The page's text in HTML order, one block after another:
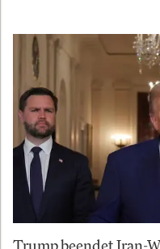
Trump beendet Iran-